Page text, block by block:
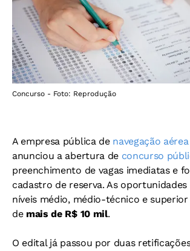
Concurso - Foto: Reprodução
A empresa pública de navegação
anunciou a abertura de concurso
preenchimento de vagas imediatas e
cadastro de reserva. As
níveis médio, médio-técnico e
de mais de R$ 10 mil.
O edital já passou por duas